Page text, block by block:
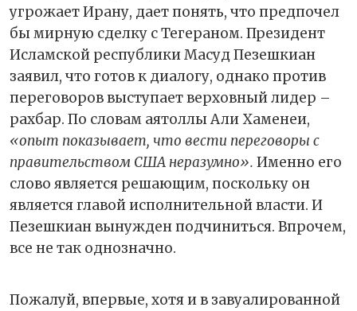
угрожает Ирану, дает понять, что предпочел
бы мирную сделку с Тегераном. Президент
Исламской республики Масуд Пезешкиан
заявил, что готов к диалогу, однако против
переговоров выступает верховный лидер –
рахбар. По словам аятоллы Али Хаменеи,
«опыт показывает, что вести переговоры с
правительством США неразумно». Именно его
слово является решающим, поскольку он
является главой исполнительной власти. И
Пезешкиан вынужден подчиниться. Впрочем,
все не так однозначно.
Пожалуй, впервые, хотя и в завуалированной